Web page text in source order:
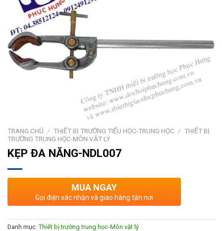
TRANG CHỦ / THIẾT BỊ TRƯỜNG TIỂU HỌC-TRUNG HỌC / THIẾT BỊ
TRƯỜNG TRUNG HỌC-MÔN VẬT LÝ
KẸP ĐA NĂNG-NDL007
MUA NGAY
Gọi điện xác nhận và giao hàng tận nơi
Danh mục: Thiết bị trường trung học-Môn vật lý